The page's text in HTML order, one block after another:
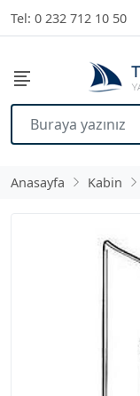
Tel: 0 232 712 10 50
Anasayfa Kabin